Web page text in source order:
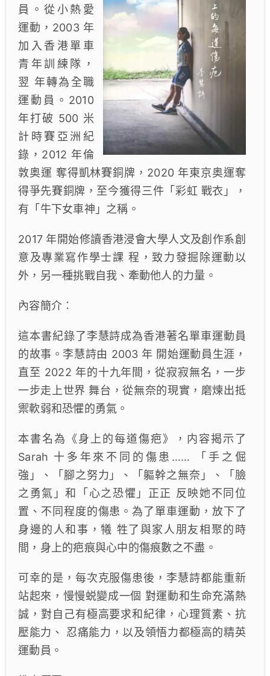
員。從小熱愛
運動，2003 年
加入香港單車
青年訓練隊，
翌 年轉為全職
運動員。2010
年打破 500 米
計時賽亞洲紀
錄，2012 年倫
敦奥運 奪得凱林賽銅牌，2020 年東京奥運奪
得爭先賽銅牌，至今獲得三件「彩虹 戰衣」，
有「牛下女車神」之稱。
2017 年開始修讀香港浸會大學人文及創作系創
意及專業寫作學士課 程，致力發掘除運動以
外，另一種挑戰自我、牽動他人的力量。
內容簡介︰
這本書紀錄了李慧詩成為香港著名單車運動員
的故事。李慧詩由 2003 年 開始運動員生涯，
直至 2022 年的十九年間，從寂寂無名，一步
一步走上世界 舞台，從無奈的現實，磨煉出抵
禦軟弱和恐懼的勇氣。
本書名為《身上的每道傷疤》，内容揭示了
Sarah 十多年來不同的傷患…… 「手之倔
強」、「腳之努力」、「軀幹之無奈」、「臉
之勇氣」和「心之恐懼」正正 反映她不同位
置、不同程度的傷患。為了單車運動，放下了
身邊的人和事，犧 牲了與家人朋友相聚的時
間，身上的疤痕與心中的傷痕數之不盡。
可幸的是，每次克服傷患後，李慧詩都能重新
站起來，慢慢蜕變成一個 對運動和生命充滿熱
誠，對自己有極高要求和紀律，心理質素、抗
壓能力、 忍痛能力，以及領悟力都極高的精英
運動員。